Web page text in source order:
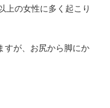
上の女性に多く起こり
すが、お尻から脚にか